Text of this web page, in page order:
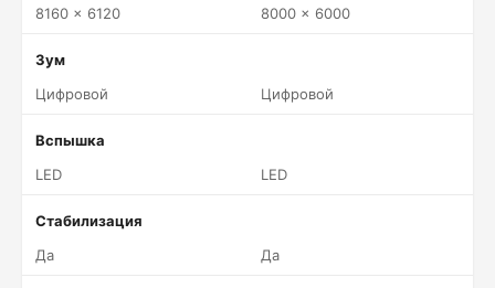
8160 x 6120
8000 x 6000
Зум
Цифровой
Цифровой
Вспышка
LED
LED
Стабилизация
Да
Да